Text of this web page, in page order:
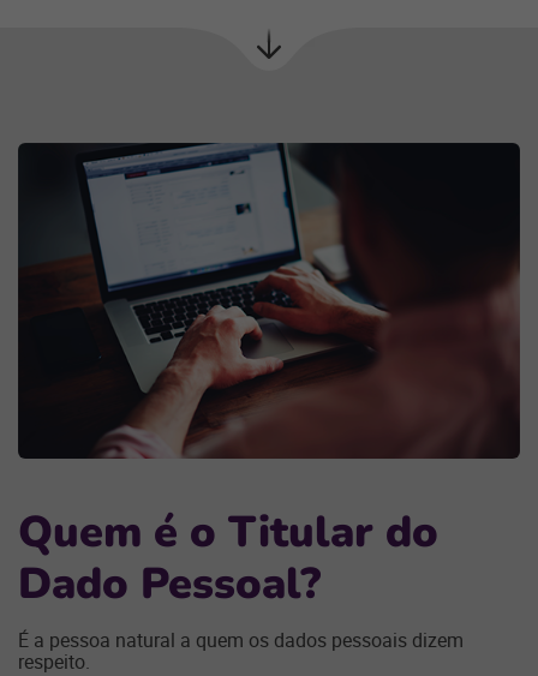
Quem é o Titular do
Dado Pessoal?
É a pessoa natural a quem os dados pessoais dizem
respeito.